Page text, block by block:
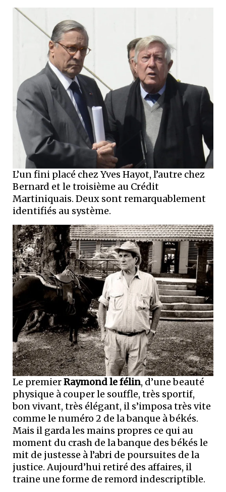
L’un fini placé chez Yves Hayot, l’autre chez
Bernard et le troisième au Crédit
Martiniquais. Deux sont remarquablement
identifiés au système.
Le premierRaymond le félin, d’une beauté
physique à couper le souffle, très sportif,
bon vivant, très élégant, il s’imposa très vite
comme le numéro 2 de la banque à békés.
Mais il garda les mains propres ce qui au
moment du crash de la banque des békés le
mit de justesse à l’abri de poursuites de la
justice. Aujourd’hui retiré des affaires, il
traine une forme de remord indescriptible.